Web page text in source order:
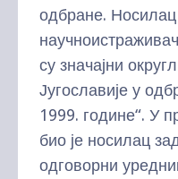
одбране.
су значајни
Југославије у
1999. године“. У
био је носилац
одговорни